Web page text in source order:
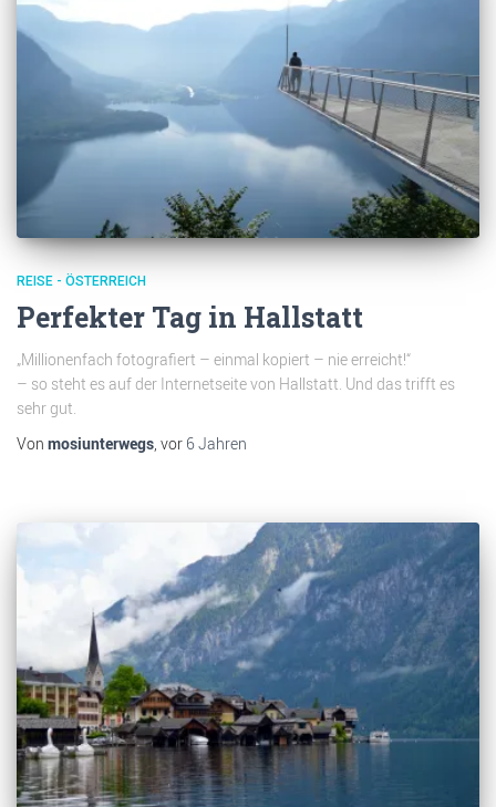
REISE - ÖSTERREICH
Perfekter Tag in Hallstatt
„Millionenfach fotografiert – einmal kopiert – nie erreicht!“
– so steht es auf der Internetseite von Hallstatt. Und das trifft es
sehr gut.
Von mosiunterwegs, vor 6 Jahren